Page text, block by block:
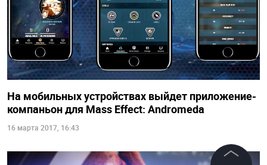
На мобильных устройствах выйдет приложение-
компаньон для Mass Effect: Andromeda
16 марта 2017, 16:43